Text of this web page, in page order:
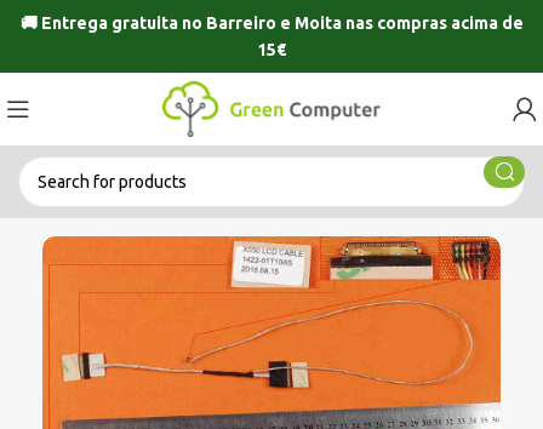
🚚 Entrega gratuita no Barreiro e Moitanas compras acima de
15€